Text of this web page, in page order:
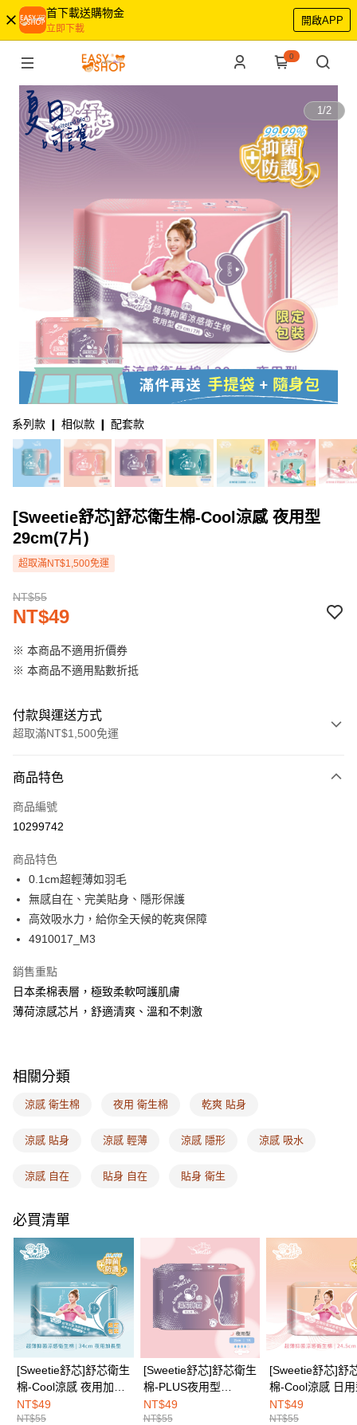
首下載送購物金
立即下載
開啟APP
0
1/2
系列款 ❙ 相似款 ❙ 配套款
[Sweetie舒芯]舒芯衛生棉-Cool涼感 夜用型
29cm(7片)
超取滿NT$1,500免運
NT$55
NT$49
※ 本商品不適用折價券
※ 本商品不適用點數折抵
付款與運送方式
超取滿NT$1,500免運
信用卡一次付款
超商取貨付款
Apple Pay
悠遊付
Google Pay
全支付
全盈+PAY
AFTEE先享後付是「在收到商品之後才付款」的支付方式。 讓您購物簡單
１．簡單：不需註冊會員、不需綁卡、不需儲值。
１．於結帳方式選擇「AFTEE先享後付」後，將跳轉至「AFTEE先享後付」
３．收到繳費通知簡訊後14天內，點擊此簡訊中的連結，可透過四大超商／
※ 請注意：結帳手續完成當下不需立刻繳費，但若您需要取消訂單，請聯絡
購買商品的店家。未經商家同意取消之訂單仍視為有效，需透過AFTEE先享
後付繳納相關費用。
※ 交易是否成功請以「AFTEE先享後付 」之結帳頁面顯示為準，若有關於
是否繳費成功／繳費後需取消欲退款等相關疑問，請聯繫「AFTEE先享後付
客戶支援中心」https://netprotections.freshdesk.com/support/home
【注意事項】
１．透過由恩沛科技股份有限公司提供之「AFTEE先享後付」服務完成之交
易，需依本服務之必要範圍內提供個人資料，並將交易相關給付款項請求債
權轉讓予恩沛科技股份有限公司。
２．關於個人資料處理事宜，請瀏覽以下網址：
https://aftee.tw/terms/#terms3
ATM付款
運送方式
全家取付
每筆NT$100，滿NT$1,500(含以上)免運費
7-11取付
每筆NT$100，滿NT$1,500(含以上)免運費
付款後7-11取貨
每筆NT$100，滿NT$1,500(含以上)免運費
宅配
每筆NT$100，滿NT$1,500(含以上)免運費
EASY SHOP門市速取
免運費
商品特色
商品編號
10299742
商品特色
0.1cm超輕薄如羽毛
無感自在、完美貼身、隱形保護
高效吸水力，給你全天候的乾爽保障
4910017_M3
銷售重點
日本柔棉表層，極致柔軟呵護肌膚
薄荷涼感芯片，舒適清爽、溫和不刺激
相關分類
涼感 衛生棉 夜用 衛生棉 乾爽 貼身
涼感 貼身 涼感 輕薄 涼感 隱形 涼感 吸水
涼感 自在 貼身 自在 貼身 衛生
必買清單
[Sweetie舒芯]舒芯衛生
棉-Cool涼感 夜用加長
型34cm(6片)
NT$49
NT$55
[Sweetie舒芯]舒芯衛生
棉-PLUS夜用型
29cm(7片)
NT$49
NT$55
[Sweetie舒芯]舒
棉-Cool涼感 日
24.5cm(8片)
NT$49
NT$55